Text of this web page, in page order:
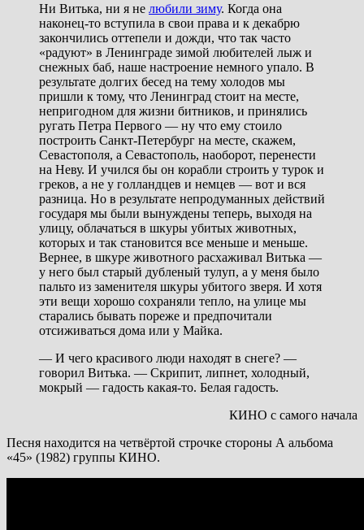
Ни Витька, ни я не любили зиму. Когда она
наконец-то вступила в свои права и к декабрю
закончились оттепели и дожди, что так часто
«радуют» в Ленинграде зимой любителей лыж и
снежных баб, наше настроение немного упало. В
результате долгих бесед на тему холодов мы
пришли к тому, что Ленинград стоит на месте,
непригодном для жизни битников, и принялись
ругать Петра Первого — ну что ему стоило
построить Санкт-Петербург на месте, скажем,
Севастополя, а Севастополь, наоборот, перенести
на Неву. И учился бы он корабли строить у турок и
греков, а не у голландцев и немцев — вот и вся
разница. Но в результате непродуманных действий
государя мы были вынуждены теперь, выходя на
улицу, облачаться в шкуры убитых животных,
которых и так становится все меньше и меньше.
Вернее, в шкуре животного расхаживал Витька —
у него был старый дубленый тулуп, а у меня было
пальто из заменителя шкуры убитого зверя. И хотя
эти вещи хорошо сохраняли тепло, на улице мы
старались бывать пореже и предпочитали
отсиживаться дома или у Майка.
— И чего красивого люди находят в снеге? —
говорил Витька. — Скрипит, липнет, холодный,
мокрый — гадость какая-то. Белая гадость.
КИНО с самого начала
Песня находится на четвёртой строчке стороны А альбома
«45» (1982) группы КИНО.